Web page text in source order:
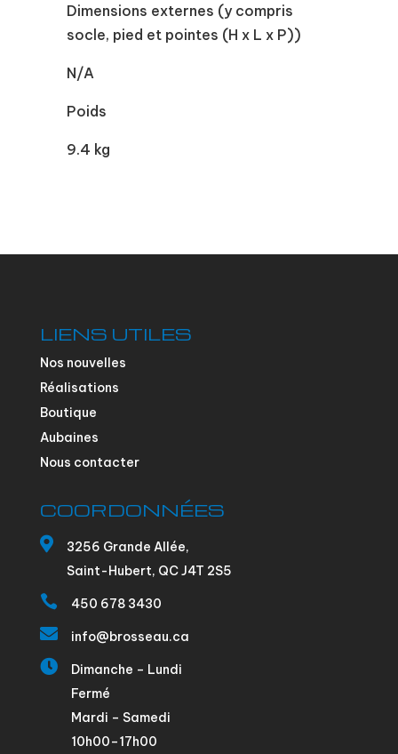
Dimensions externes (y compris
socle, pied et pointes (H x L x P))
N/A
Poids
9.4 kg
LIENS UTILES
Nos nouvelles
Réalisations
Boutique
Aubaines
Nous contacter
COORDONNÉES

3256 Grande Allée,
Saint-Hubert, QC J4T 2S5
 450 678 3430
 info@brosseau.ca

Dimanche – Lundi
Fermé
Mardi – Samedi
10h00–17h00